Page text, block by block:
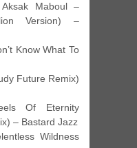
Maboul –
Version) –
Know What To
Future Remix)
Of Eternity
– Bastard Jazz
Wildness